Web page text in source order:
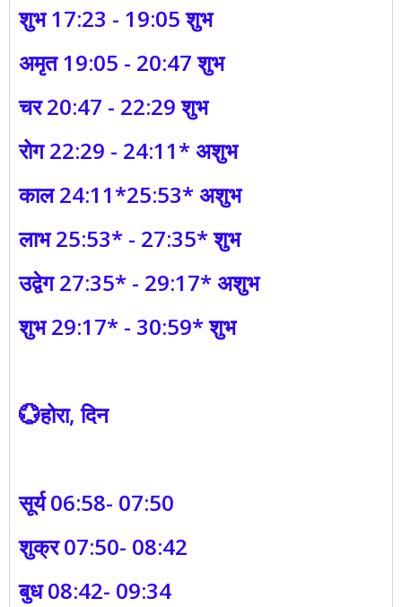
शुभ 17:23 - 19:05 शुभ
अमृत 19:05 - 20:47 शुभ
चर 20:47 - 22:29 शुभ
रोग 22:29 - 24:11* अशुभ
काल 24:11*25:53* अशुभ
लाभ 25:53* - 27:35* शुभ
उद्वेग 27:35* - 29:17* अशुभ
शुभ 29:17* - 30:59* शुभ
💮होरा, दिन
सूर्य 06:58- 07:50
शुक्र 07:50- 08:42
बुध 08:42- 09:34